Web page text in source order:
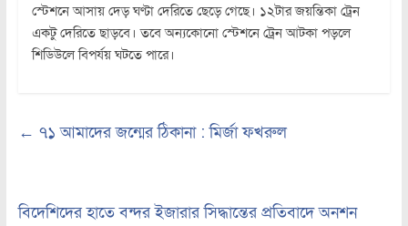
স্টেশনে আসায় দেড় ঘণ্টা দেরিতে ছেড়ে গেছে। ১২টার জয়ন্তিকা ট্রেন
একটু দেরিতে ছাড়বে। তবে অন্যকোনো স্টেশনে ট্রেন আটকা পড়লে
শিডিউলে বিপর্যয় ঘটতে পারে।
← ৭১ আমাদের জন্মের ঠিকানা : মির্জা ফখরুল
বিদেশিদের হাতে বন্দর ইজারার সিদ্ধান্তের প্রতিবাদে অনশন